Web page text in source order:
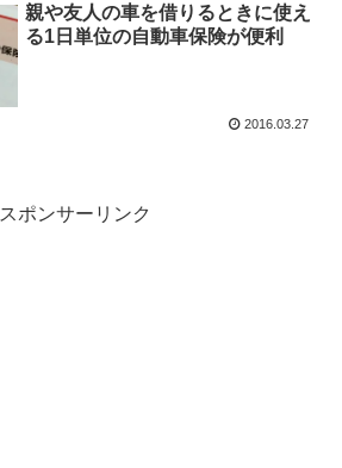
親や友人の車を借りるときに使え
る1日単位の自動車保険が便利
2016.03.27
スポンサーリンク